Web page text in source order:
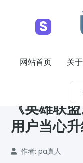
S
网站首页 关
《英雄联
用户当心
作者: pa真人